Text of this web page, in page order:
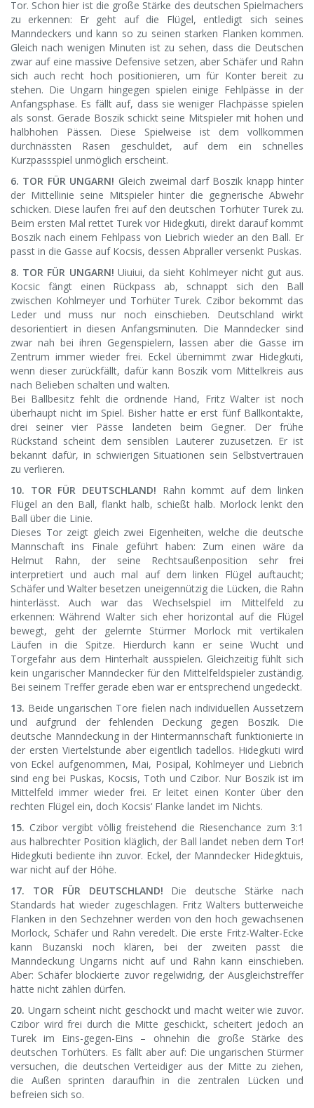
Tor. Schon hier ist die große Stärke des deutschen Spielmachers
zu erkennen: Er geht auf die Flügel, entledigt sich seines
Manndeckers und kann so zu seinen starken Flanken kommen.
Gleich nach wenigen Minuten ist zu sehen, dass die Deutschen
zwar auf eine massive Defensive setzen, aber Schäfer und Rahn
sich auch recht hoch positionieren, um für Konter bereit zu
stehen. Die Ungarn hingegen spielen einige Fehlpässe in der
Anfangsphase. Es fällt auf, dass sie weniger Flachpässe spielen
als sonst. Gerade Boszik schickt seine Mitspieler mit hohen und
halbhohen Pässen. Diese Spielweise ist dem vollkommen
durchnässten Rasen geschuldet, auf dem ein schnelles
Kurzpassspiel unmöglich erscheint.
6. TOR FÜR UNGARN! Gleich zweimal darf Boszik knapp hinter
der Mittellinie seine Mitspieler hinter die gegnerische Abwehr
schicken. Diese laufen frei auf den deutschen Torhüter Turek zu.
Beim ersten Mal rettet Turek vor Hidegkuti, direkt darauf kommt
Boszik nach einem Fehlpass von Liebrich wieder an den Ball. Er
passt in die Gasse auf Kocsis, dessen Abpraller versenkt Puskas.
8. TOR FÜR UNGARN! Uiuiui, da sieht Kohlmeyer nicht gut aus.
Kocsic fängt einen Rückpass ab, schnappt sich den Ball
zwischen Kohlmeyer und Torhüter Turek. Czibor bekommt das
Leder und muss nur noch einschieben. Deutschland wirkt
desorientiert in diesen Anfangsminuten. Die Manndecker sind
zwar nah bei ihren Gegenspielern, lassen aber die Gasse im
Zentrum immer wieder frei. Eckel übernimmt zwar Hidegkuti,
wenn dieser zurückfällt, dafür kann Boszik vom Mittelkreis aus
nach Belieben schalten und walten.
Bei Ballbesitz fehlt die ordnende Hand, Fritz Walter ist noch
überhaupt nicht im Spiel. Bisher hatte er erst fünf Ballkontakte,
drei seiner vier Pässe landeten beim Gegner. Der frühe
Rückstand scheint dem sensiblen Lauterer zuzusetzen. Er ist
bekannt dafür, in schwierigen Situationen sein Selbstvertrauen
zu verlieren.
10. TOR FÜR DEUTSCHLAND! Rahn kommt auf dem linken
Flügel an den Ball, flankt halb, schießt halb. Morlock lenkt den
Ball über die Linie.
Dieses Tor zeigt gleich zwei Eigenheiten, welche die deutsche
Mannschaft ins Finale geführt haben: Zum einen wäre da
Helmut Rahn, der seine Rechtsaußenposition sehr frei
interpretiert und auch mal auf dem linken Flügel auftaucht;
Schäfer und Walter besetzen uneigennützig die Lücken, die Rahn
hinterlässt. Auch war das Wechselspiel im Mittelfeld zu
erkennen: Während Walter sich eher horizontal auf die Flügel
bewegt, geht der gelernte Stürmer Morlock mit vertikalen
Läufen in die Spitze. Hierdurch kann er seine Wucht und
Torgefahr aus dem Hinterhalt ausspielen. Gleichzeitig fühlt sich
kein ungarischer Manndecker für den Mittelfeldspieler zuständig.
Bei seinem Treffer gerade eben war er entsprechend ungedeckt.
13. Beide ungarischen Tore fielen nach individuellen Aussetzern
und aufgrund der fehlenden Deckung gegen Boszik. Die
deutsche Manndeckung in der Hintermannschaft funktionierte in
der ersten Viertelstunde aber eigentlich tadellos. Hidegkuti wird
von Eckel aufgenommen, Mai, Posipal, Kohlmeyer und Liebrich
sind eng bei Puskas, Kocsis, Toth und Czibor. Nur Boszik ist im
Mittelfeld immer wieder frei. Er leitet einen Konter über den
rechten Flügel ein, doch Kocsis‘ Flanke landet im Nichts.
15. Czibor vergibt völlig freistehend die Riesenchance zum 3:1
aus halbrechter Position kläglich, der Ball landet neben dem Tor!
Hidegkuti bediente ihn zuvor. Eckel, der Manndecker Hidegktuis,
war nicht auf der Höhe.
17. TOR FÜR DEUTSCHLAND! Die deutsche Stärke nach
Standards hat wieder zugeschlagen. Fritz Walters butterweiche
Flanken in den Sechzehner werden von den hoch gewachsenen
Morlock, Schäfer und Rahn veredelt. Die erste Fritz-Walter-Ecke
kann Buzanski noch klären, bei der zweiten passt die
Manndeckung Ungarns nicht auf und Rahn kann einschieben.
Aber: Schäfer blockierte zuvor regelwidrig, der Ausgleichstreffer
hätte nicht zählen dürfen.
20. Ungarn scheint nicht geschockt und macht weiter wie zuvor.
Czibor wird frei durch die Mitte geschickt, scheitert jedoch an
Turek im Eins-gegen-Eins – ohnehin die große Stärke des
deutschen Torhüters. Es fällt aber auf: Die ungarischen Stürmer
versuchen, die deutschen Verteidiger aus der Mitte zu ziehen,
die Außen sprinten daraufhin in die zentralen Lücken und
befreien sich so.